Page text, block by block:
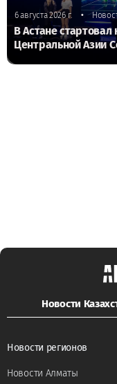
6 августа 2026 г. •
В Астане
Центральной Азии
Новости
Новости регионов
Новости Алматы